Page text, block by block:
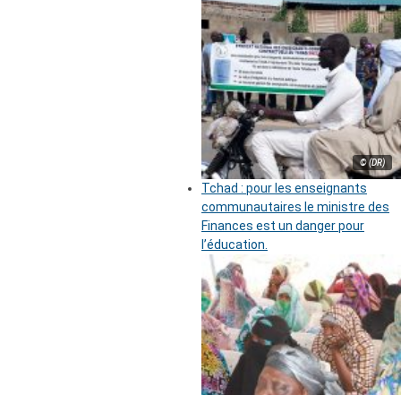
© (DR)
Tchad : pour les enseignants
communautaires le ministre des
Finances est un danger pour
l’éducation.